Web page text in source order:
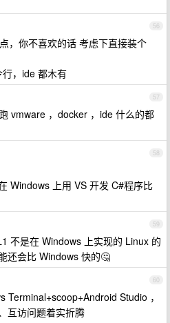
56
，你不喜欢的话 考虑下直接装个
，ide 都木有
57
vmware ，docker ，ide 什么的都
58
Windows 上用 VS 开发 C#程序比
59
不是在 Windows 上实现的 Linux 的
还会比 Windows 快的🤔
60
Terminal+scoop+Android Studio ，
互访问题着实折腾